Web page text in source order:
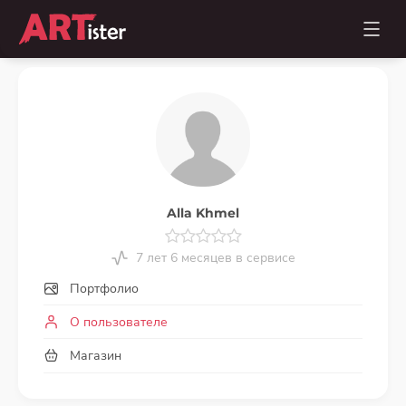
Alla Khmel
7 лет 6 месяцев в сервисе
Портфолио
О пользователе
Магазин